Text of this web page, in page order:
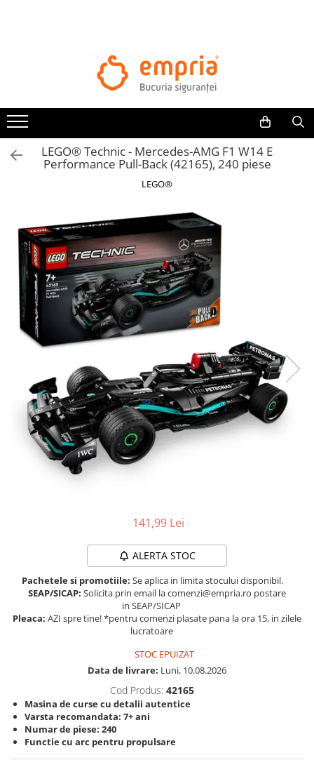
Bariere protectie pentru pat
Protectii mobilier
Banda protectie mobila copii
Sigurante pentru sertare si usi
Sigurante geamuri si usi glisante
Kituri de siguranta pentru copii si
bebelusi
Protectii casa
Protectii utile
Poarta siguranta copii
Protectii exterior
Casti antifonice pentru copii si
bebelusi
Echipament protectie bicicleta si
Accesorii auto copii
Accesorii plaja
Puericultura mare
Carucioare si scaune auto
Scaune masa
Ingrijire bebe si mama
Igiena si ingrijire bebelusi
LEGO® Technic - Mercedes-AMG F1 W14 E
Performance Pull-Back (42165), 240 piese
LEGO®
141,99 Lei
ALERTA STOC
Pachetele si promotiile: Se aplica in limita stocului disponibil.
SEAP/SICAP: Solicita prin email la comenzi@empria.ro postare
in SEAP/SICAP
Pleaca: AZI spre tine! *pentru comenzi plasate pana la ora 15, in zilele
lucratoare
STOC EPUIZAT
Data de livrare: Luni, 10.08.2026
Cod Produs: 42165
Masina de curse cu detalii autentice
Varsta recomandata: 7+ ani
Numar de piese: 240
Functie cu arc pentru propulsare